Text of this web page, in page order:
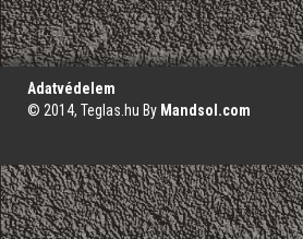
';
Adatvédelem
© 2014, Teglas.hu By Mandsol.com